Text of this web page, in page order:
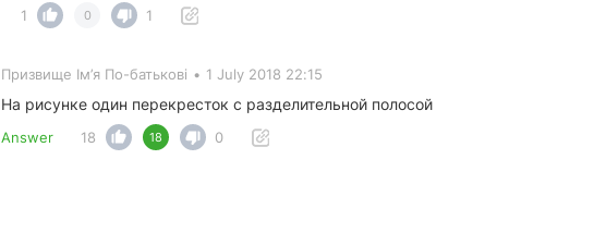
1 0 1
Призвище Ім’я По-батькові • 1 July 2018 22:15
На рисунке один перекресток с разделительной полосой
Answer 18 18 0